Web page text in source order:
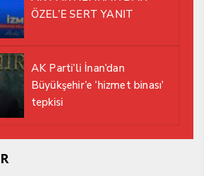
ÖZEL’E SERT YANIT
AK Parti’li İnan’dan
Büyükşehir’e ‘hizmet binası’
tepkisi